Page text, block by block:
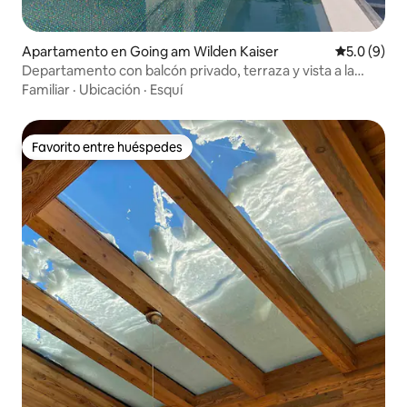
Apartamento en Going am Wilden Kaiser
5.0 (9)
Departamento con balcón privado, terraza y vista a la
montaña
Familiar · Ubicación · Esquí
Favorito entre huéspedes
Favorito entre huéspedes